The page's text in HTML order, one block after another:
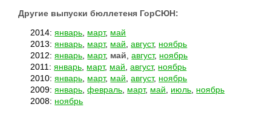
Другие выпуски бюллетеня ГорСЮН:
2014:январь, март, май
2013:январь, март, май,август, ноябрь
2012:январь, март, май,август, ноябрь
2011:январь, март, май,август, ноябрь
2010:январь, март, май,август, ноябрь
2009:январь,февраль, март, май, июль, ноябрь
2008: ноябрь